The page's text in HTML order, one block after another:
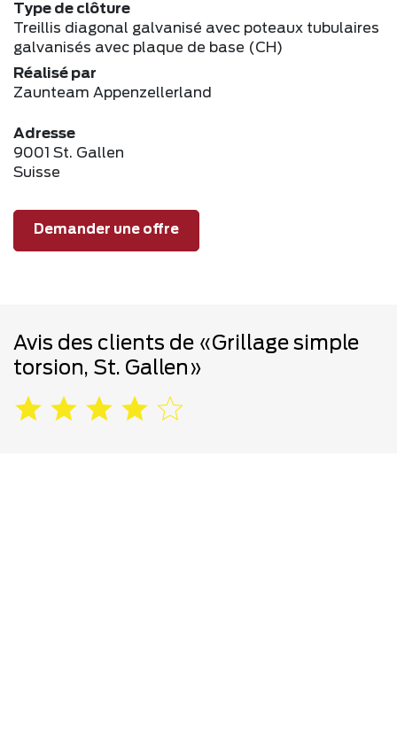
Type de clôture
Treillis diagonal galvanisé avec poteaux tubulaires
galvanisés avec plaque de base (CH)
Réalisé par
Zaunteam Appenzellerland
Adresse
9001 St. Gallen
Suisse
Demander une offre
Avis des clients de «Grillage simple
torsion, St. Gallen»